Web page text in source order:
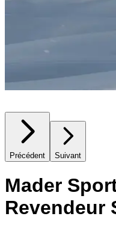
Précédent Suivant
Mader
Revendeur